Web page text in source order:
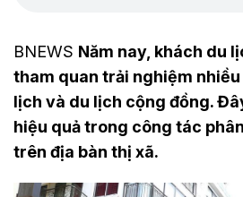
BNEWS Năm nay, khách du
tham quan trải nghiệm
lịch và du lịch cộng đồng.
hiệu quả trong công tác
trên địa bàn thị xã.